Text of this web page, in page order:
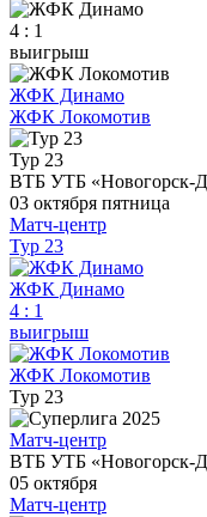
4 : 1
выигрыш
ЖФК Динамо
ЖФК Локомотив
Тур 23
ВТБ УТБ «Новогорск-
03 октября пятница
Матч-центр
Тур 23
ЖФК Динамо
4 : 1
выигрыш
ЖФК Локомотив
Тур 23
Матч-центр
ВТБ УТБ «Новогорск-
05 октября
Матч-центр